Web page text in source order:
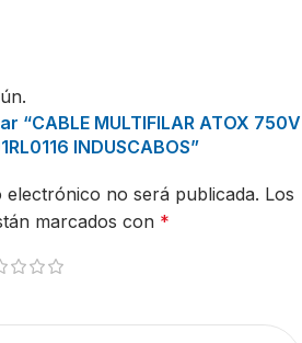
“CABLE MULTIFILAR ATOX 750V
INDUSCABOS”
no será publicada. Los
marcados con *